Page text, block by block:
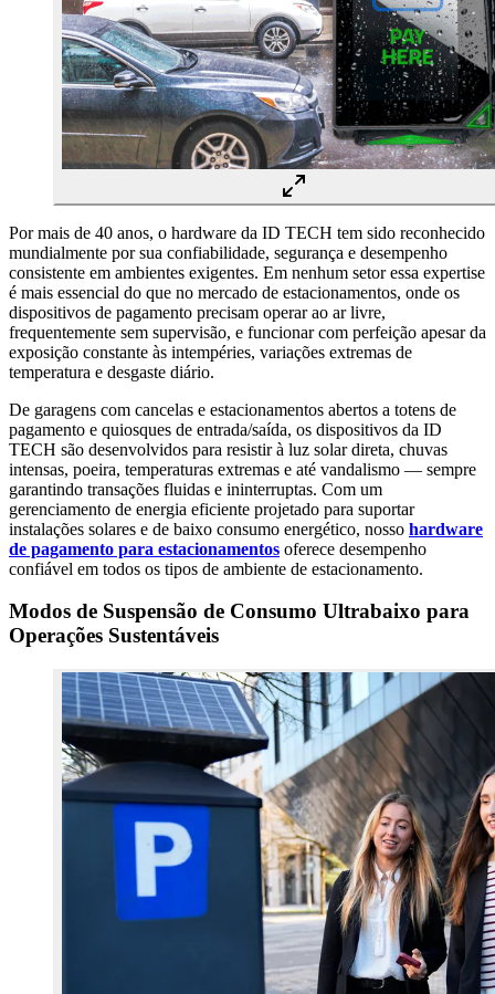
Por mais de 40 anos, o hardware da ID TECH tem sido reconhecido
mundialmente por sua confiabilidade, segurança e desempenho
consistente em ambientes exigentes. Em nenhum setor essa expertise
é mais essencial do que no mercado de estacionamentos, onde os
dispositivos de pagamento precisam operar ao ar livre,
frequentemente sem supervisão, e funcionar com perfeição apesar da
exposição constante às intempéries, variações extremas de
temperatura e desgaste diário.
De garagens com cancelas e estacionamentos abertos a totens de
pagamento e quiosques de entrada/saída, os dispositivos da ID
TECH são desenvolvidos para resistir à luz solar direta, chuvas
intensas, poeira, temperaturas extremas e até vandalismo — sempre
garantindo transações fluidas e ininterruptas. Com um
gerenciamento de energia eficiente projetado para suportar
instalações solares e de baixo consumo energético, nosso hardware
de pagamento para estacionamentos oferece desempenho
confiável em todos os tipos de ambiente de estacionamento.
Modos de Suspensão de Consumo Ultrabaixo para
Operações Sustentáveis